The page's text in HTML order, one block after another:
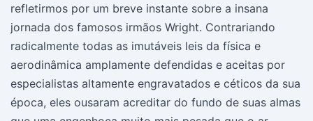
refletirmos por um breve instante sobre a insana
jornada dos famosos irmãos Wright. Contrariando
radicalmente todas as imutáveis leis da física e
aerodinâmica amplamente defendidas e aceitas por
especialistas altamente engravatados e céticos da sua
época, eles ousaram acreditar do fundo de suas almas